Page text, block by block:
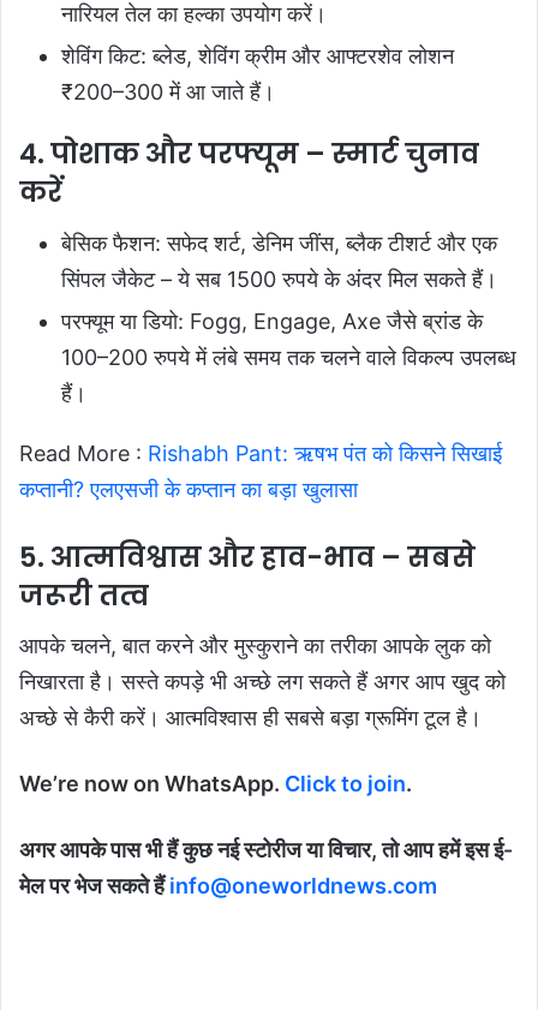
नारियल तेल का हल्का उपयोग करें।
शेविंग किट: ब्लेड, शेविंग क्रीम और आफ्टरशेव लोशन
₹200–300 में आ जाते हैं।
4. पोशाक और परफ्यूम – स्मार्ट चुनाव
करें
बेसिक फैशन: सफेद शर्ट, डेनिम जींस, ब्लैक टीशर्ट और एक
सिंपल जैकेट – ये सब 1500 रुपये के अंदर मिल सकते हैं।
परफ्यूम या डियो: Fogg, Engage, Axe जैसे ब्रांड के
100–200 रुपये में लंबे समय तक चलने वाले विकल्प उपलब्ध
हैं।
Read More : Rishabh Pant: ऋषभ पंत को किसने सिखाई
कप्तानी? एलएसजी के कप्तान का बड़ा खुलासा
5. आत्मविश्वास और हाव-भाव – सबसे
जरूरी तत्व
आपके चलने, बात करने और मुस्कुराने का तरीका आपके लुक को
निखारता है। सस्ते कपड़े भी अच्छे लग सकते हैं अगर आप खुद को
अच्छे से कैरी करें। आत्मविश्वास ही सबसे बड़ा ग्रूमिंग टूल है।
We’re now on WhatsApp. Click to join.
अगर आपके पास भी हैं कुछ नई स्टोरीज या विचार, तो आप हमें इस ई-
मेल पर भेज सकते हैंinfo@oneworldnews.com